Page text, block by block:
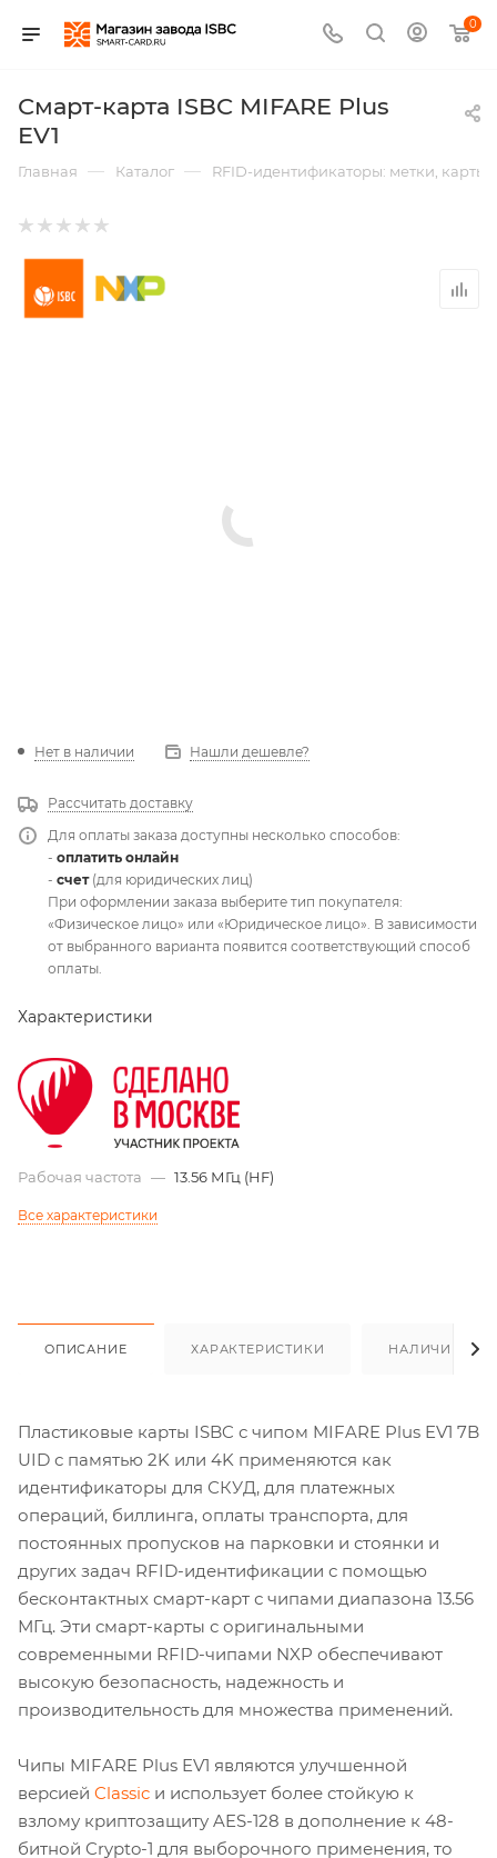
0
Смарт-карта ISBC MIFARE Plus
EV1
Главная — Каталог — RFID-идентификаторы: метки,
Нет в наличии Нашли дешевле?
Рассчитать доставку
Для оплаты заказа доступны несколько способов:
- оплатить онлайн
- счет(для юридических лиц)
При оформлении заказа выберите тип покупателя:
«Физическое лицо» или «Юридическое лицо». В зависимости
от выбранного варианта появится соответствующий способ
оплаты.
Характеристики
Рабочая частота — 13.56 МГц (HF)
Все характеристики
ОПИСАНИЕ ХАРАКТЕРИСТИКИ НАЛИЧИЕ
Пластиковые карты ISBC с чипом MIFARE Plus EV1 7B
UID с памятью 2K или 4K применяются как
идентификаторы для СКУД, для платежных
операций, биллинга, оплаты транспорта, для
постоянных пропусков на парковки и стоянки и
других задач RFID-идентификации с помощью
бесконтактных смарт-карт с чипами диапазона 13.56
МГц. Эти смарт-карты с оригинальными
современными RFID-чипами NXP обеспечивают
высокую безопасность, надежность и
производительность для множества применений.
Чипы MIFARE Plus EV1 являются улучшенной
версией Classic и использует более стойкую к
взлому криптозащиту AES-128 в дополнение к 48-
битной Crypto-1 для выборочного применения, то